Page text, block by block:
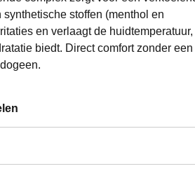
stoffen (menthol en
en verlaagt de huidtemperatuur,
biedt. Direct comfort zonder een
is voor kinderen en volwassenen
jeukende en atopische
aan op het gezicht, hals en